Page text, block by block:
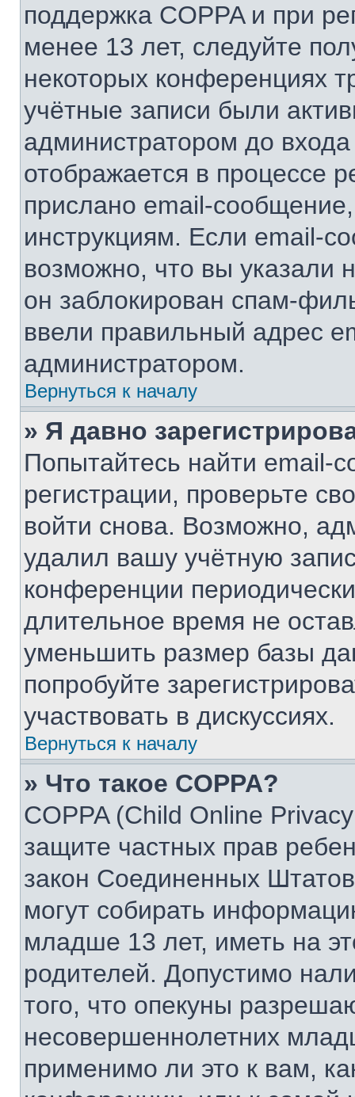
поддержка COPPA и при
менее 13 лет, следуйте
некоторых конференциях
учётные записи были
администратором до
отображается в процессе
прислано email-
инструкциям. Если email-
возможно, что вы указали
он заблокирован спам-
ввели правильный адрес
администратором.
Вернуться к началу
» Я давно
Попытайтесь найти email-
регистрации, проверьте
войти снова. Возможно,
удалил вашу учётную
конференции
длительное время не
уменьшить размер базы
попробуйте
участвовать в дискуссиях.
Вернуться к началу
» Что такое COPPA?
COPPA (Child Online
защите частных прав
закон Соединенных
могут собирать
младше 13 лет, иметь на
родителей. Допустимо
того, что опекуны
несовершеннолетних
применимо ли это к вам,